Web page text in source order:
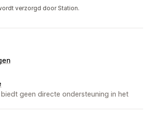
verzorgd door Station.
geen directe ondersteuning in het